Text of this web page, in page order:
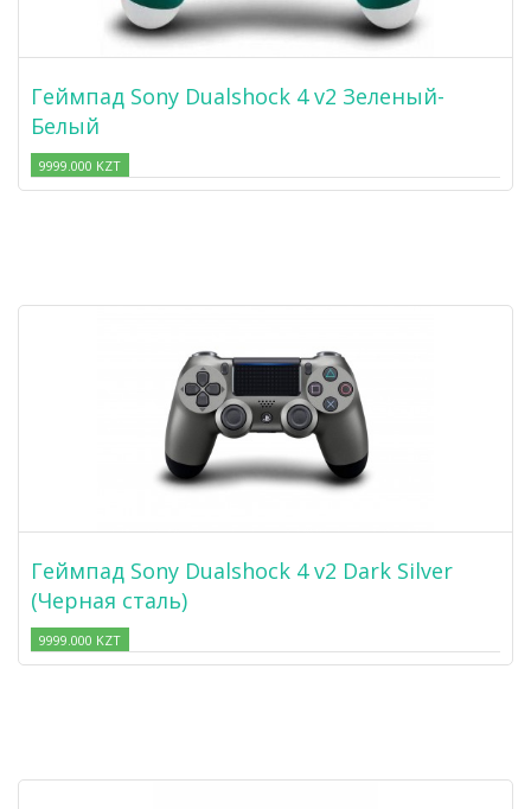
Геймпад Sony Dualshock 4 v2 Зеленый-
Белый
9999.000 KZT
Геймпад Sony Dualshock 4 v2 Dark Silver
(Черная сталь)
9999.000 KZT